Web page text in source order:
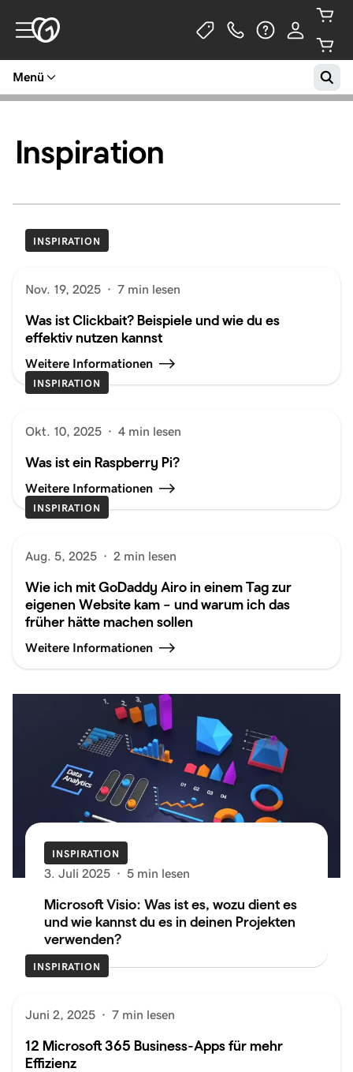
Menü
Inspiration
INSPIRATION
Nov. 19, 2025 · 7 min lesen
Was ist Clickbait? Beispiele und wie du es
effektiv nutzen kannst
Weitere Informationen
INSPIRATION
Okt. 10, 2025 · 4 min lesen
Was ist ein Raspberry Pi?
Weitere Informationen
INSPIRATION
Aug. 5, 2025 · 2 min lesen
Wie ich mit GoDaddy Airo in einem Tag zur
eigenen Website kam – und warum ich das
früher hätte machen sollen
Weitere Informationen
INSPIRATION
3. Juli 2025 · 5 min lesen
Microsoft Visio: Was ist es, wozu dient es
und wie kannst du es in deinen Projekten
verwenden?
INSPIRATION
Juni 2, 2025 · 7 min lesen
12 Microsoft 365 Business-Apps für mehr
Effizienz